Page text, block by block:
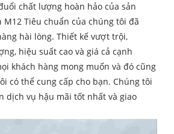
chất lượng hoàn hảo của sản
M12 Tiêu chuẩn của chúng tôi đã
hài lòng. Thiết kế vượt trội,
hiệu suất cao và giá cả cạnh
khách hàng mong muốn và đó cũng
có thể cung cấp cho bạn. Chúng tôi
dịch vụ hậu mãi tốt nhất và giao